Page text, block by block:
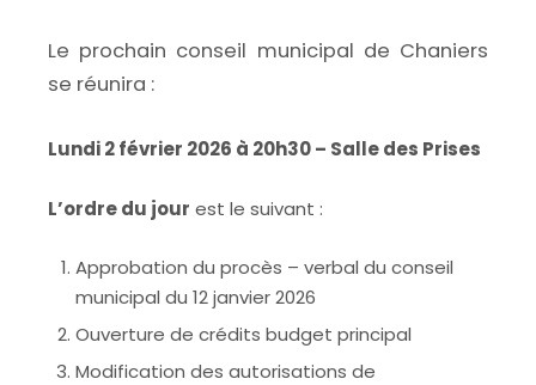
Le prochain conseil municipal de Chaniers
se réunira :
Lundi 2 février 2026 à 20h30 – Salle des Prises
L’ordre du jour est le suivant :
Approbation du procès – verbal du conseil
municipal du 12 janvier 2026
Ouverture de crédits budget principal
Modification des autorisations de